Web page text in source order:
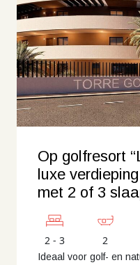
Op golfresort
luxe
met 2 of 3
2 - 3 2
Ideaal voor golf- en